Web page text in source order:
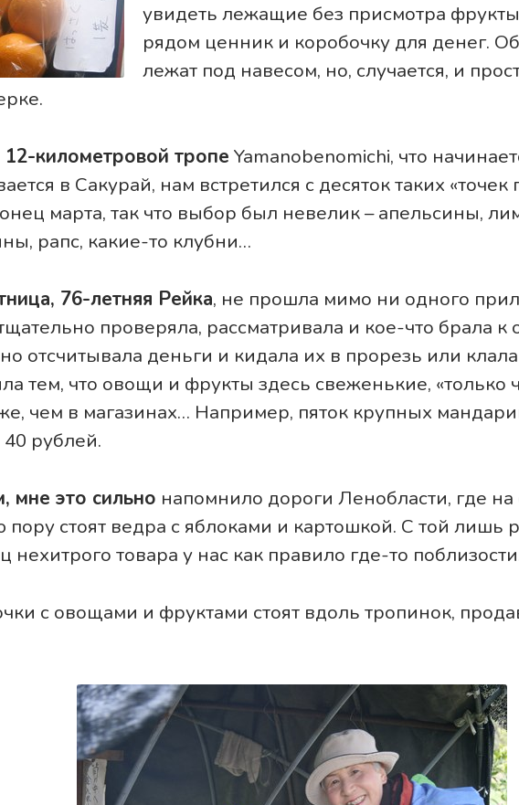
увидеть лежащие без присмотра
рядом ценник и коробочку для денег.
лежат под навесом, но, случается, и
12-километровой тропе Yamanobenomichi, что
в Сакурай, нам встретился с десяток таких
марта, так что выбор был невелик – апельсины,
рапс, какие-то клубни…
76-летняя Рейка, не прошла мимо ни одного
проверяла, рассматривала и кое-что брала к
отсчитывала деньги и кидала их в прорезь или
тем, что овощи и фрукты здесь свеженькие, «только
чем в магазинах… Например, пяток крупных
рублей.
мне это сильно напомнило дороги Ленобласти, где на
стоят ведра с яблоками и картошкой. С той лишь
нехитрого товара у нас как правило где-то
с овощами и фруктами стоят вдоль тропинок,